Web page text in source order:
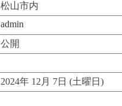
松山市内
admin
公開
2024年 12月 7日 (土曜日)